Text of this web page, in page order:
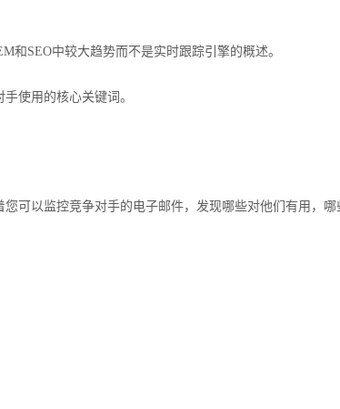
和SEO中较大趋势而不是实时跟踪引擎的概述。
使用的核心关键词。
可以监控竞争对手的电子邮件，发现哪些对他们有用，哪